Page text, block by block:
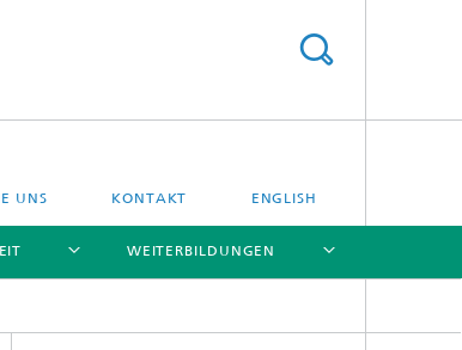
UNS KONTAKT ENGLISH
WEITERBILDUNGEN